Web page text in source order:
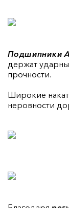
Подшипники
держат
прочности.
Широкие
неровности